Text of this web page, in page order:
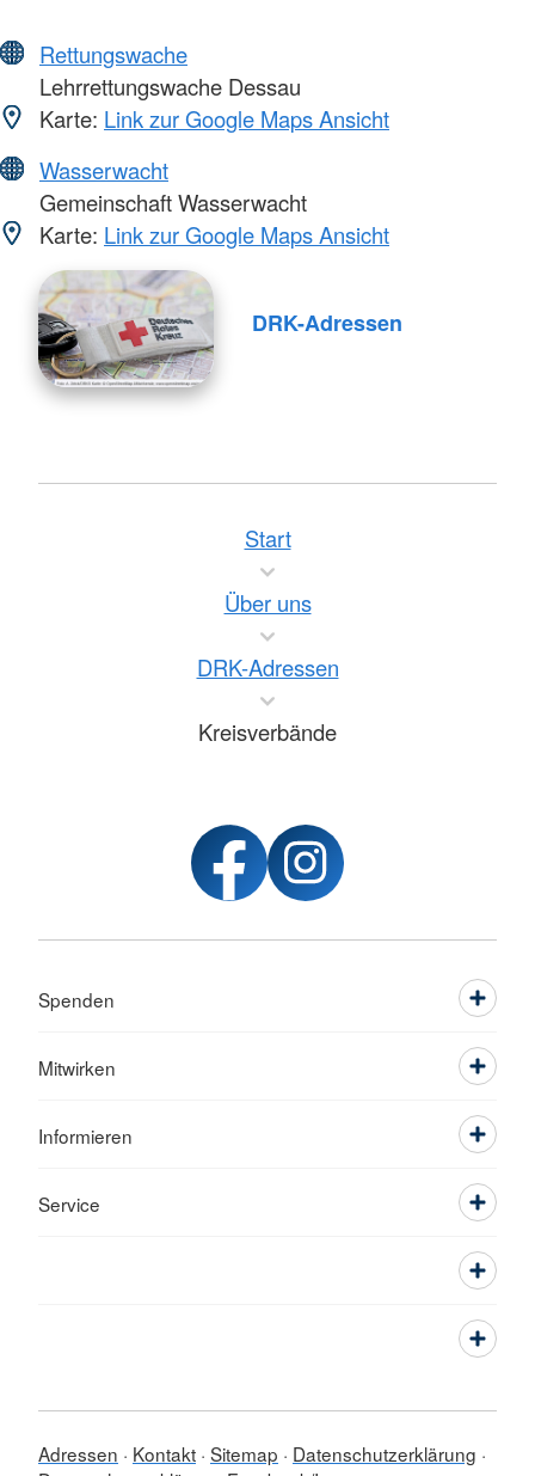
Rettungswache
Lehrrettungswache Dessau
Karte: Link zur Google Maps Ansicht
Wasserwacht
Gemeinschaft Wasserwacht
Karte: Link zur Google Maps Ansicht
DRK-Adressen
Start
Über uns
DRK-Adressen
Kreisverbände
Spenden
Mitwirken
Informieren
Service
Adressen Kontakt Sitemap
Datenschutzerklärung